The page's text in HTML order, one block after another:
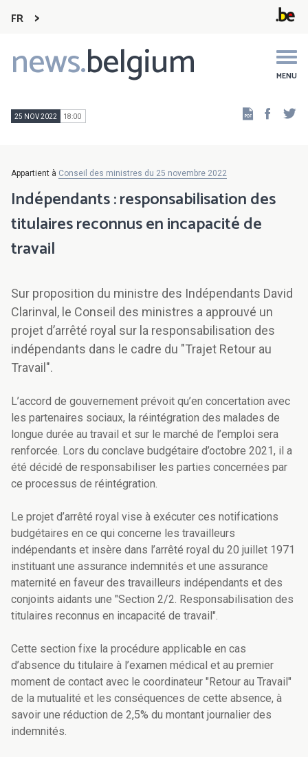
FR
news.belgium MENU
Main
navigation
25 NOV 2022 18:00
Appartient à Conseil des ministres du 25 novembre 2022
Indépendants : responsabilisation des
titulaires reconnus en incapacité de
travail
Sur proposition du ministre des Indépendants David
Clarinval, le Conseil des ministres a approuvé un
projet d’arrêté royal sur la responsabilisation des
indépendants dans le cadre du "Trajet Retour au
Travail".
L’accord de gouvernement prévoit qu’en concertation avec
les partenaires sociaux, la réintégration des malades de
longue durée au travail et sur le marché de l’emploi sera
renforcée. Lors du conclave budgétaire d’octobre 2021, il a
été décidé de responsabiliser les parties concernées par
ce processus de réintégration.
Le projet d’arrêté royal vise à exécuter ces notifications
budgétaires en ce qui concerne les travailleurs
indépendants et insère dans l’arrêté royal du 20 juillet 1971
instituant une assurance indemnités et une assurance
maternité en faveur des travailleurs indépendants et des
conjoints aidants une "Section 2/2. Responsabilisation des
titulaires reconnus en incapacité de travail".
Cette section fixe la procédure applicable en cas
d’absence du titulaire à l’examen médical et au premier
moment de contact avec le coordinateur "Retour au Travail"
de la mutualité et les conséquences de cette absence, à
savoir une réduction de 2,5% du montant journalier des
indemnités.